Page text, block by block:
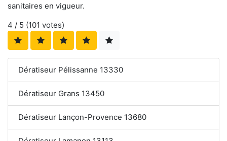
sanitaires en vigueur.
4 / 5 (101 votes)
Dératiseur Pélissanne 13330
Dératiseur Grans 13450
Dératiseur Lançon-Provence 13680